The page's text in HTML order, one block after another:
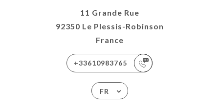
11 Grande Rue
92350 Le Plessis-Robinson
France
+33610983765
FR